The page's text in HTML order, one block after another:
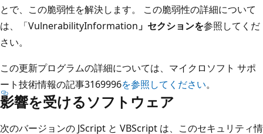
とで、この脆弱性を解決します。 この脆弱性の詳細について
は、「VulnerabilityInformation 」セクションを参照してくだ
さい。
この更新プログラムの詳細については、マイクロソフト サポ
ート技術情報の記事3169996を参照してください。
影響を受けるソフトウェア
次のバージョンの JScript と VBScript は、このセキュリティ情